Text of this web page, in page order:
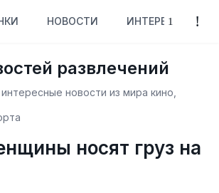
НОВОСТИ ИНТЕРЕСНОЕ
развлечений
новости из мира кино,
носят груз на